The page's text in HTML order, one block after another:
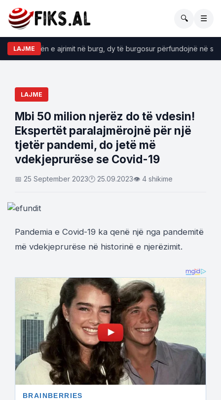
🔍 ☰
LAJME
në dhomën e ajrimit në burg, dy të burgosur përfundojnë në spital
LAJME
Mbi 50 milion njerëz do të vdesin!
Ekspertët paralajmërojnë për një
tjetër pandemi, do jetë më
vdekjeprurëse se Covid-19
📅 25 September 2023🕐 25.09.2023👁 4 shikime
Pandemia e Covid-19 ka qenë një nga pandemitë
më vdekjeprurëse në historinë e njerëzimit.